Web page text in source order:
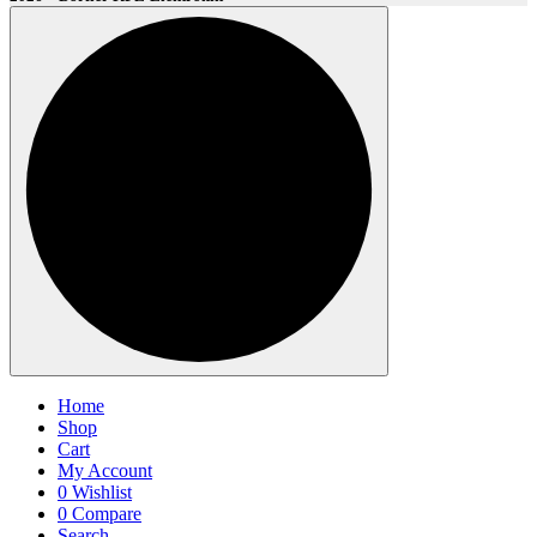
Home
Shop
Cart
My Account
0 Wishlist
0 Compare